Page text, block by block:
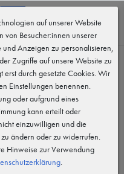
auf unserer Website
von Besucher:innen unserer
und Anzeigen zu personalisieren,
Zugriffe auf unsere Website zu
durch gesetzte Cookies. Wir
Einstellungen benennen.
oder aufgrund eines
kann erteilt oder
einzuwilligen und die
ändern oder zu widerrufen.
Hinweise zur Verwendung
.